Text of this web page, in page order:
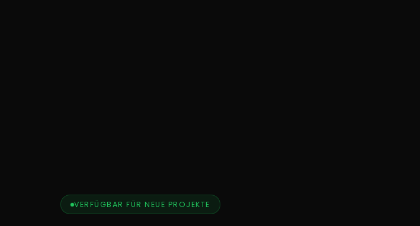
VERFÜGBAR FÜR NEUE PROJEKTE